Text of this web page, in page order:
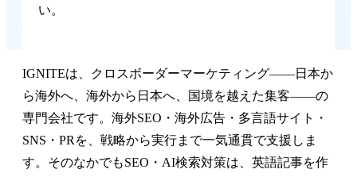
い。
IGNITEは、クロスボーダーマーケティング——日本か
ら海外へ、海外から日本へ、国境を越えた集客——の
専門会社です。海外SEO・海外広告・多言語サイト・
SNS・PRを、戦略から実行まで一気通貫で支援しま
す。 そのなかでもSEO・AI検索対策は、英語記事を作